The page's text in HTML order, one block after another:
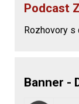
Podcast
Rozhovory s
Banner -